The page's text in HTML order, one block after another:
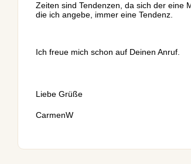
Zeiten sind Tendenzen, da sich der eine
die ich angebe, immer eine Tendenz.
Ich freue mich schon auf Deinen Anruf.
Liebe Grüße
CarmenW